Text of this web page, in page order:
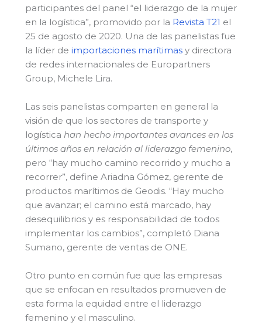
participantes del panel “el liderazgo de la mujer
en la logística”, promovido por la Revista T21 el
25 de agosto de 2020. Una de las panelistas fue
la líder de importaciones marítimasy directora
de redes internacionales de Europartners
Group, Michele Lira.
Las seis panelistas comparten en general la
visión de que los sectores de transporte y
logística han hecho importantes avances en los
últimos años en relación al liderazgo femenino,
pero “hay mucho camino recorrido y mucho a
recorrer”, define Ariadna Gómez, gerente de
productos marítimos de Geodis. “Hay mucho
que avanzar; el camino está marcado, hay
desequilibrios y es responsabilidad de todos
implementar los cambios”, completó Diana
Sumano, gerente de ventas de ONE.
Otro punto en común fue que las empresas
que se enfocan en resultados promueven de
esta forma la equidad entre el liderazgo
femenino y el masculino.